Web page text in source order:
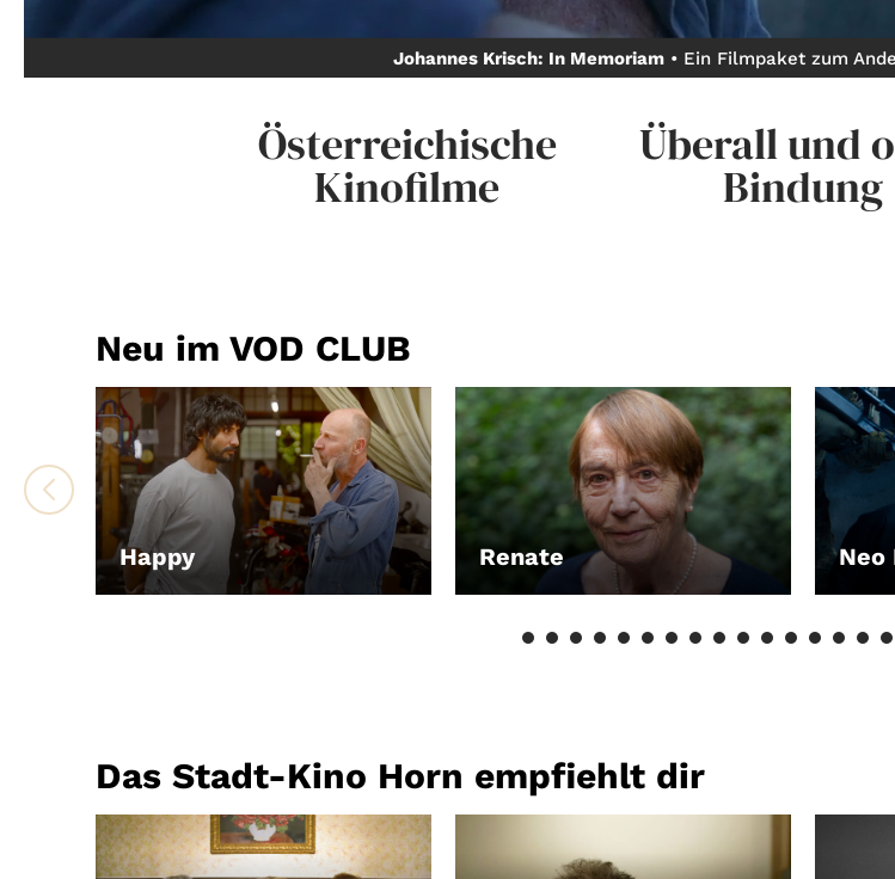
Johannes Krisch: In Memoriam• Ein Filmpaket zum
Österreichische
Kinofilme
Überall und
Bindung
Neu im VOD CLUB
Happy
LEIHEN Renate
LEIHEN Neo
Das Stadt-Kino Horn empfiehlt dir